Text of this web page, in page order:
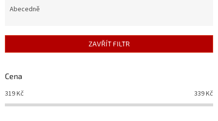
Novinky
Zakázková
Články
r
d
k
t
Abecedně
ZAVŘÍT FILTR
Cena
319Kč 339Kč